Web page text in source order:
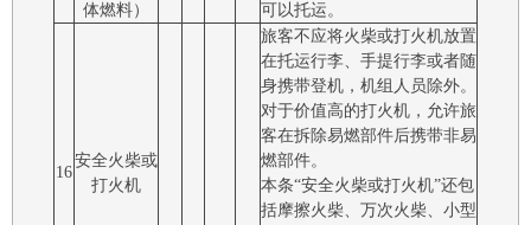
体燃料）
可以托运。
16
安全火柴或
打火机
旅客不应将火柴或打火机放置
在托运行李、手提行李或者随
身携带登机，机组人员除外。
对于价值高的打火机，允许旅
客在拆除易燃部件后携带非易
燃部件。
本条“安全火柴或打火机”还包
括摩擦火柴、万次火柴、小型